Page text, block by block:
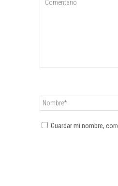
Guardar mi nombre,